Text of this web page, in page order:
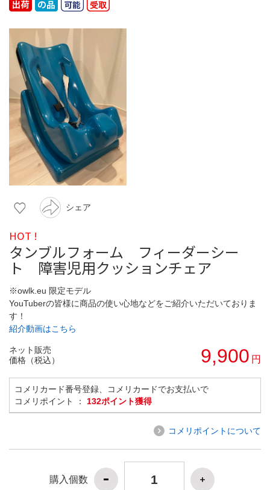
シェア
HOT !
タンブルフォーム フィーダーシー
ト 障害児用クッションチェア
※owlk.eu 限定モデル
YouTuberの皆様に商品の使い心地などをご紹介いただいておりま
す！
紹介動画はこちら
ネット販売
価格（税込）
9,900 円
コメリカード番号登録、コメリカードでお支払いで
コメリポイント ： 132ポイント獲得
コメリポイントについて
購入個数